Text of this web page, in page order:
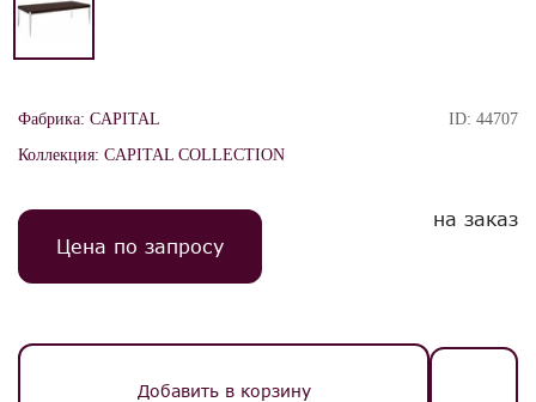
Фабрика: CAPITAL
Коллекция: CAPITAL COLLECTION
ID: 44707
Цена по запросу
на заказ
Добавить в корзину